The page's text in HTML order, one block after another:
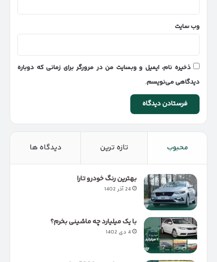
وب‌ سایت
ذخیره نام، ایمیل و وبسایت من در مرورگر برای زمانی که دوباره
دیدگاهی می‌نویسم.
محبوب تازه ترین دیدگاه ها
بهترین رنگ خودرو تارا
24 آذر 1402
با یک میلیارد چه ماشینی بخرم؟
4 دی 1402